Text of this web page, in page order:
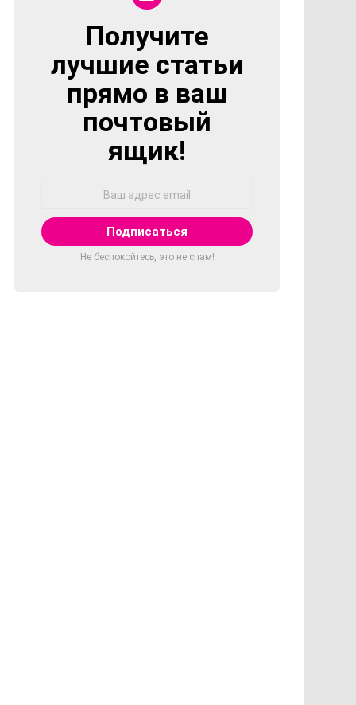
NEWSLETTER
Получите
лучшие статьи
прямо в ваш
почтовый
ящик!
Не беспокойтесь, это не спам!